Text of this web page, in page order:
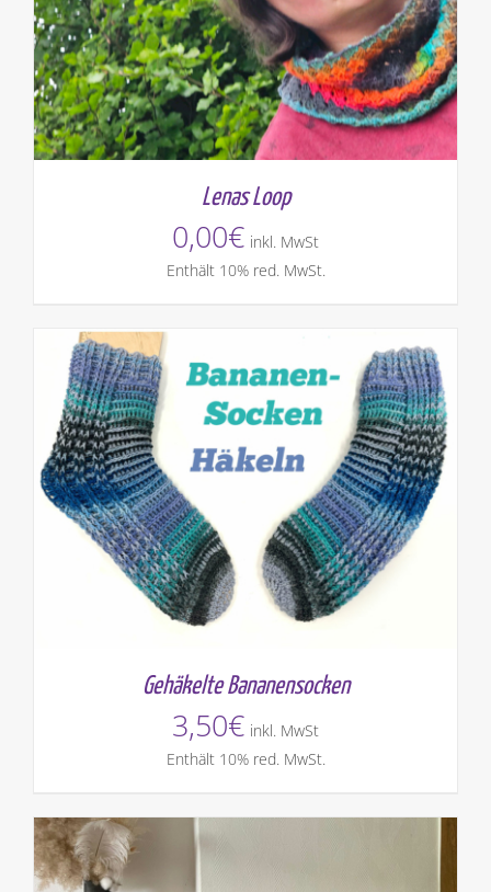
Lenas Loop
0,00€ inkl. MwSt
Enthält 10% red. MwSt.
Gehäkelte Bananensocken
3,50€ inkl. MwSt
Enthält 10% red. MwSt.